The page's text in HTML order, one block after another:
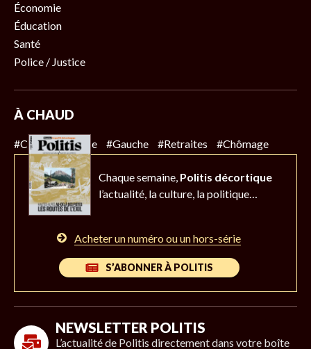
Économie
Éducation
Santé
Police / Justice
À CHAUD
#Climat #Police #Gauche #Retraites #Chômage
Chaque semaine, Politis décortique
l’actualité, la culture, la politique…
Acheter un numéro ou un hors-série
S’ABONNER À POLITIS
NEWSLETTER POLITIS
L’actualité de Politis directement dans votre boîte